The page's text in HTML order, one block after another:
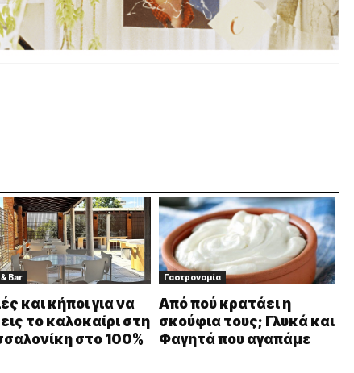
Bar
και κήποι για να
το καλοκαίρι στη
στο 100%
Γαστρονομία
Από πού κρατάει η
σκούφια τους; Γλυκά και
Φαγητά που αγαπάμε